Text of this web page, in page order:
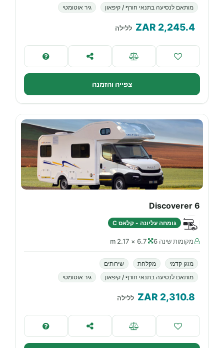
מותאם לנסיעה בתנאי חורף / קיפאון
גיר אוטומטי
2,245.4
ZAR ללילה
צפייה והזמנה
Discoverer 6
גומחה עליונה - קלאס C
מקומות שינה 6 6.7 × 2.17 m
מזגן קדמי מקלחת
שירותים
מותאם לנסיעה בתנאי חורף / קיפאון
גיר אוטומטי
2,310.8
ZAR ללילה